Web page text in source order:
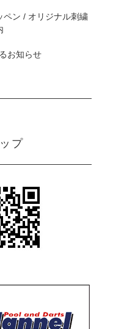
ペン / オリジナル刺繍
お知らせ
プ